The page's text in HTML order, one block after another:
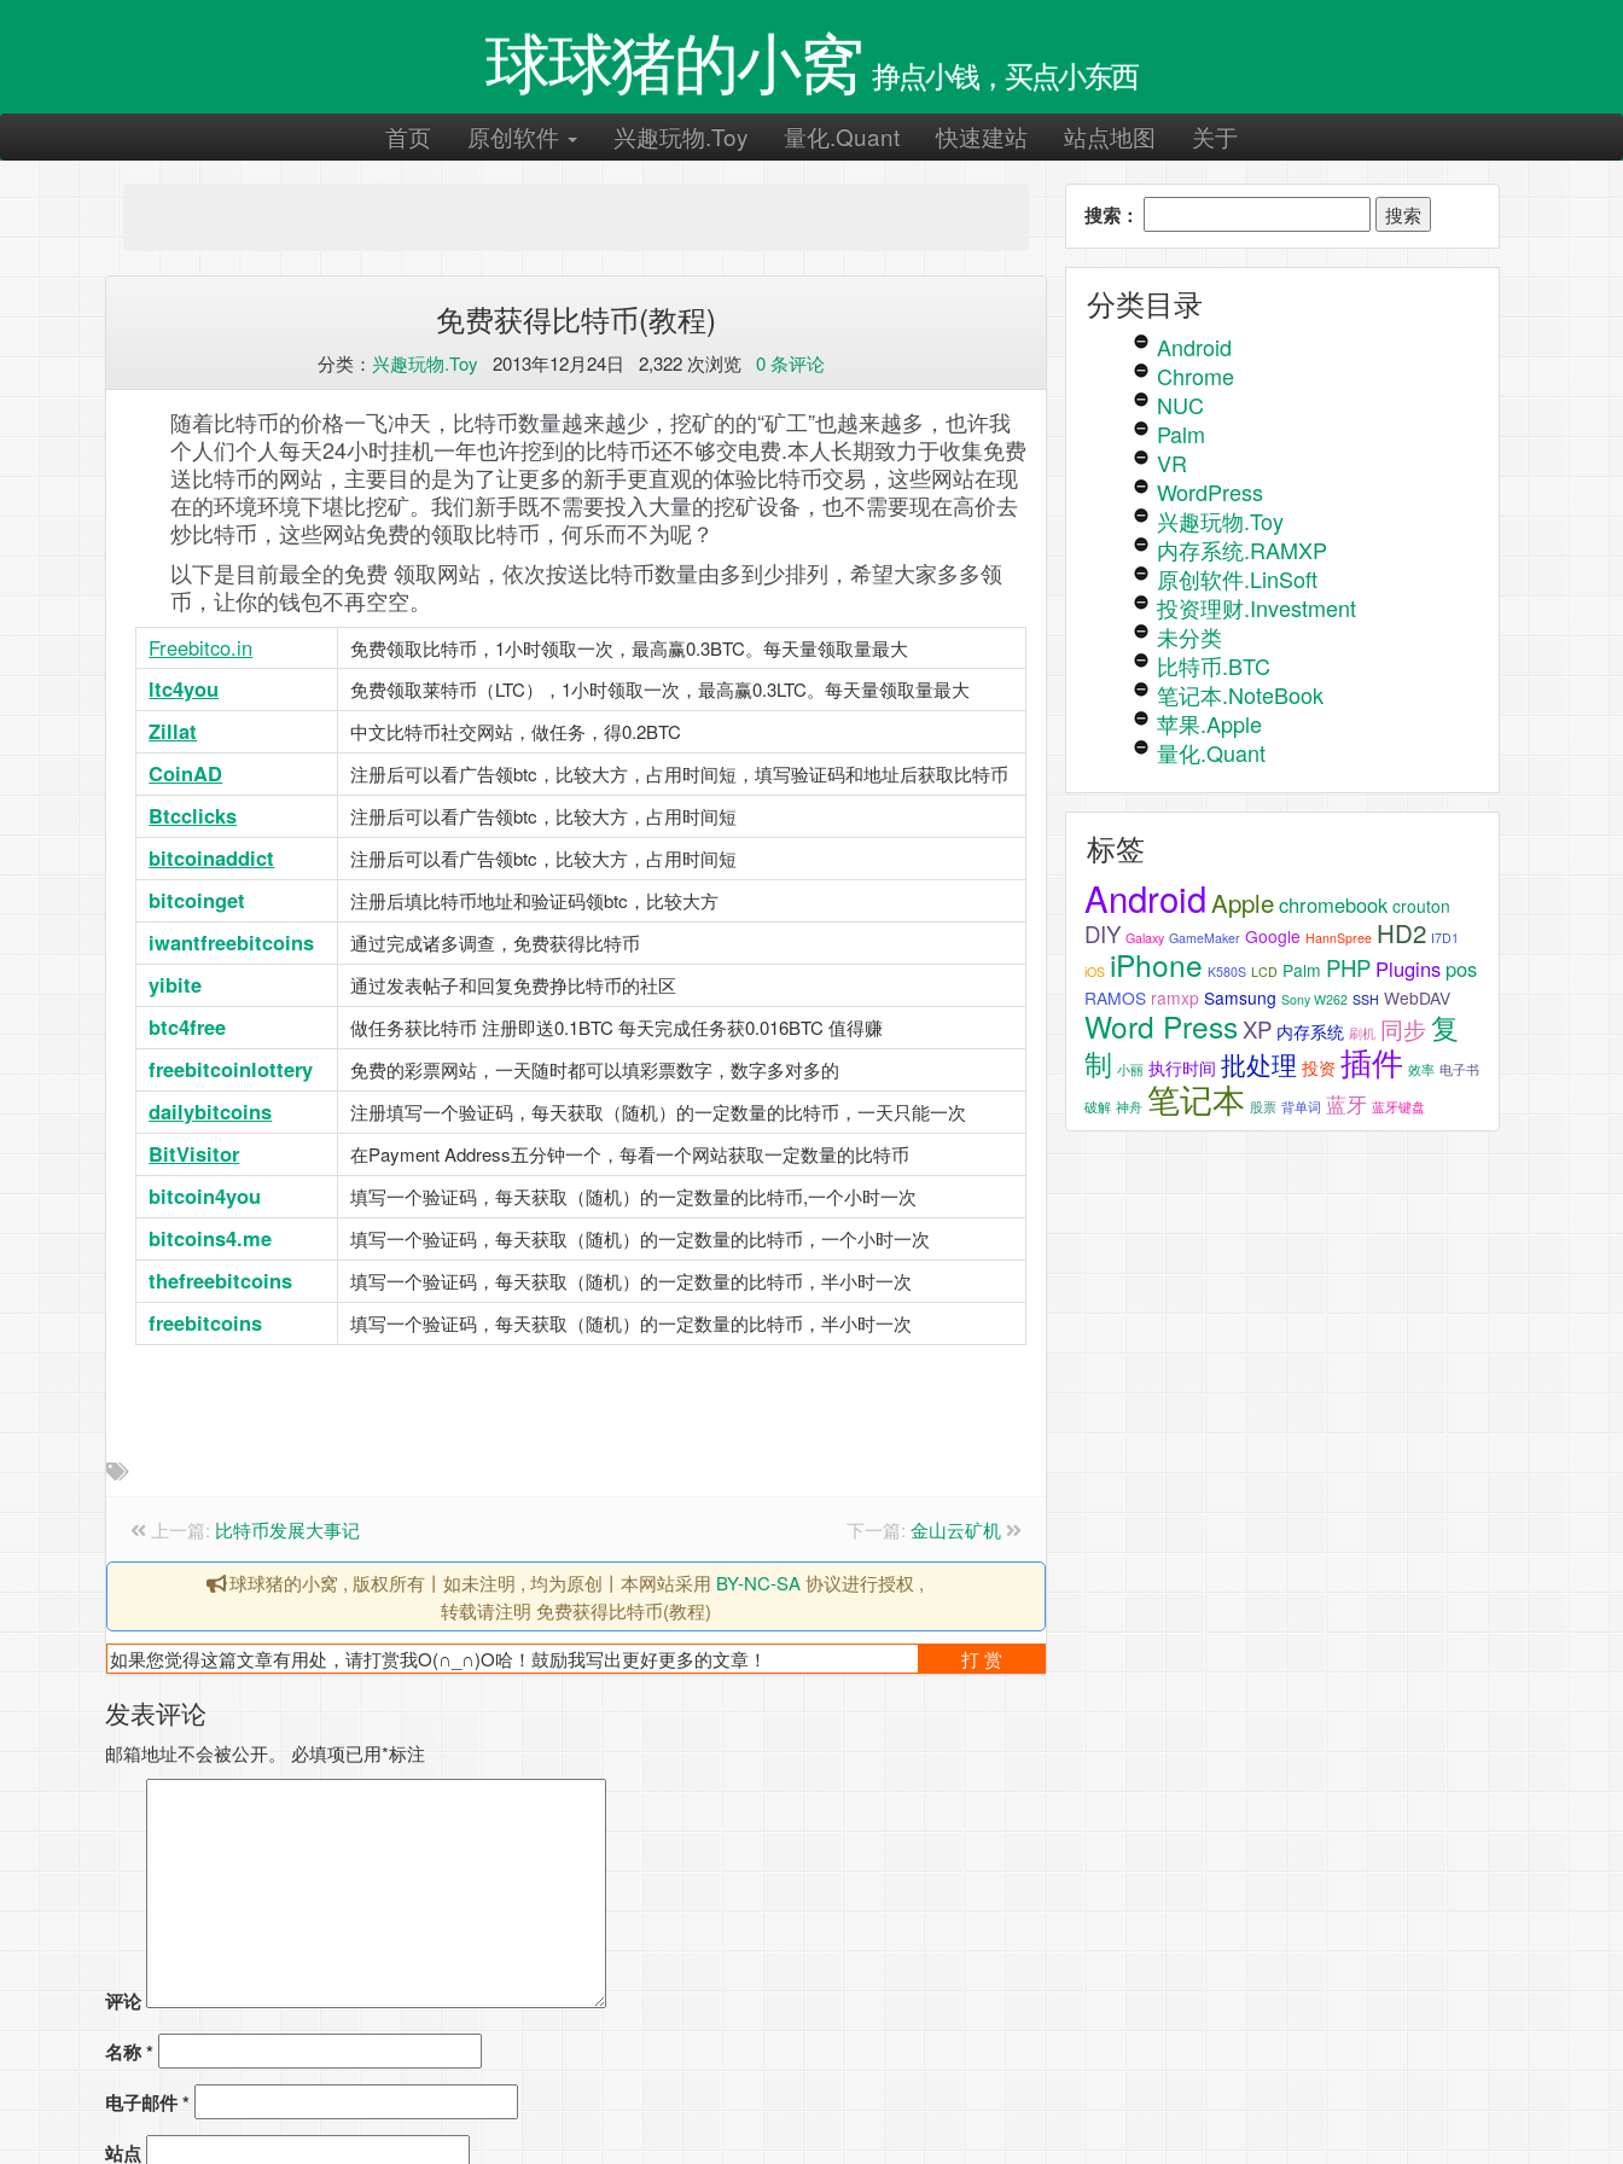
球球猪的小窝 挣点小钱，买点小东西
首页 原创软件 兴趣玩物.Toy 量化.Quant 快速建站 站点地图 关于
免费获得比特币(教程)
分类： 兴趣玩物.Toy 2013年12月24日 2,322 次浏览 0 条评论
随着比特币的价格一飞冲天，比特币数量越来越少，挖矿的的“矿工”也越来越多，也许我
个人们个人每天24小时挂机一年也许挖到的比特币还不够交电费.本人长期致力于收集免费
送比特币的网站，主要目的是为了让更多的新手更直观的体验比特币交易，这些网站在现
在的环境环境下堪比挖矿。我们新手既不需要投入大量的挖矿设备，也不需要现在高价去
炒比特币，这些网站免费的领取比特币，何乐而不为呢？
以下是目前最全的免费 领取网站，依次按送比特币数量由多到少排列，希望大家多多领
币，让你的钱包不再空空。
Freebitco.in 免费领取比特币，1小时领取一次，最高赢0.3BTC。每天量领取量最大
ltc4you 免费领取莱特币（LTC），1小时领取一次，最高赢0.3LTC。每天量领取量最大
Zillat 中文比特币社交网站，做任务，得0.2BTC
CoinAD 注册后可以看广告领btc，比较大方，占用时间短，填写验证码和地址后获取比特币
Btcclicks 注册后可以看广告领btc，比较大方，占用时间短
bitcoinaddict 注册后可以看广告领btc，比较大方，占用时间短
bitcoinget 注册后填比特币地址和验证码领btc，比较大方
iwantfreebitcoins 通过完成诸多调查，免费获得比特币
yibite 通过发表帖子和回复免费挣比特币的社区
btc4free 做任务获比特币 注册即送0.1BTC 每天完成任务获0.016BTC 值得赚
freebitcoinlottery 免费的彩票网站，一天随时都可以填彩票数字，数字多对多的
dailybitcoins 注册填写一个验证码，每天获取（随机）的一定数量的比特币，一天只能一次
BitVisitor 在Payment Address五分钟一个，每看一个网站获取一定数量的比特币
bitcoin4you 填写一个验证码，每天获取（随机）的一定数量的比特币,一个小时一次
bitcoins4.me 填写一个验证码，每天获取（随机）的一定数量的比特币，一个小时一次
thefreebitcoins 填写一个验证码，每天获取（随机）的一定数量的比特币，半小时一次
freebitcoins 填写一个验证码，每天获取（随机）的一定数量的比特币，半小时一次
上一篇: 比特币发展大事记 下一篇: 金山云矿机
球球猪的小窝 , 版权所有丨如未注明 , 均为原创丨本网站采用 BY-NC-SA协议进行授权 ,
转载请注明 免费获得比特币(教程)
打 赏
如果您觉得这篇文章有用处，请打赏我O(∩_∩)O哈！鼓励我写出更好更多的文章！
发表评论
邮箱地址不会被公开。 必填项已用*标注
评论
名称*
电子邮件*
站点
搜索：
分类目录
Android
Chrome
NUC
Palm
VR
WordPress
兴趣玩物.Toy
内存系统.RAMXP
原创软件.LinSoft
投资理财.Investment
未分类
比特币.BTC
笔记本.NoteBook
苹果.Apple
量化.Quant
标签
AndroidApplechromebook crouton
DIY Galaxy GameMaker Google HannSpree HD2 I7D1
iOS iPhone K580S LCD Palm PHP Plugins pos
RAMOS ramxp Samsung Sony W262 SSH WebDAV
Word PressXP 内存系统 刷机 同步复
制 小丽 执行时间 批处理 投资 插件 效率 电子书
破解 神舟 笔记本 股票 背单词 蓝牙 蓝牙键盘